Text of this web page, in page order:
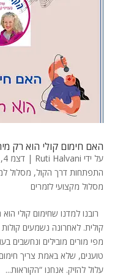
האם חימום קולי הוא רק
על ידי Ruti Halvani
| דצמ 4, 2021
התפתחות דרך הקול, מסלול
מסלול מקצועי לזמרים
רובנו למדנו שחימום קולי
קולית. לאחרונה נשמעים
מפי מורים מובילים ונחשבים
טוענים, שלא באמת צריך
עלול להזיק. אנחנו “הקוראות...